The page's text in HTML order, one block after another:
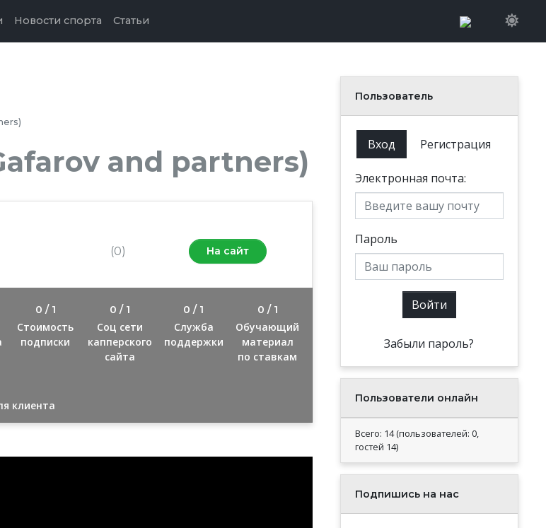
Новости спорта Статьи
and partners)
(0) На сайт
0 / 1
Стоимость
подписки
0 / 1
Соц сети
капперского
сайта
0 / 1
Служба
поддержки
0 / 1
Обучающий
материал
по ставкам
клиента
Пользователь
Вход Регистрация
Электронная почта:
Пароль
Войти
Забыли пароль?
Пользователи онлайн
Всего: 14 (пользователей: 0,
гостей 14)
Подпишись на нас